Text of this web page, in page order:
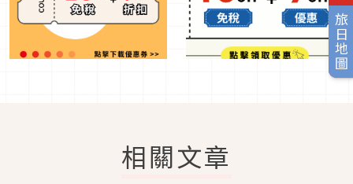
旅日地圖
相關文章